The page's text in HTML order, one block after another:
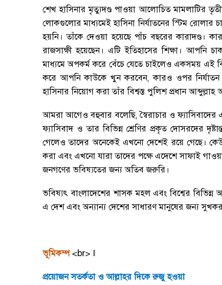
শেখ হাসিনার মৃত্যুদণ্ড পাওয়া আলোচিত মামলাটির
লোকগুলোর মাধ্যমেই হাসিনা নির্যাতনের স্টিম রোলার
হয়নি। তাঁকে দেওয়া হয়েছে পাঁচ বছরের কারাদণ্ড ।
রাজসাক্ষী হয়েছেন। এটি ইতিহাসের শিক্ষা । আপনি
মাধ্যমে অপকর্ম করে বেঁচে যেতে চাইলেও একসময় এই
করে আপনি কাউকে খুন করবেন,কারও ওপর নির্যাতন
হাসিনার নিয়োগ করা তাঁর বিশ্বস্ত পুলিশ প্রধান
আমরা আগেও বহুবার বলেছি,স্বৈরাচার ও
ফ্যাসিবাদ ও তার বিভিন্ন শ্রেণির প্রকৃত দোসরদের
গেলেও তাদের অনেকেই এখনো দেশেই রয়ে গেছে।
করা এবং এখনো যারা তাদের পক্ষে এদেশে সাফাই
জনগণের ভবিষ্যতের জন্য অতিব জরুরি ।
ভবিষ্যৎ বাংলাদেশের শাসক মহল এবং বিশ্বের বিভিন্ন
এ দেশ এবং অন্যান্য দেশের সাধারণ মানুষের জন্য
ভূমিকম্প<br> ‖
প্রয়োজন সতর্কতা ও আল্লাহর দিকে রুজু হওয়া